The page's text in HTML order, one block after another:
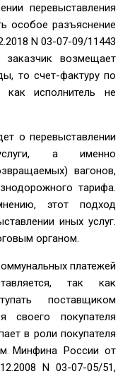
перевыставления
особое разъяснение
N 03-07-09/11443
возмещает
то счет-фактуру по
исполнитель не
о перевыставлении
а именно
вагонов,
тарифа.
этот подход
иных услуг.
органом.
платежей
так как
поставщиком
своего покупателя
в роли покупателя
Минфина России от
N 03-07-05/51,